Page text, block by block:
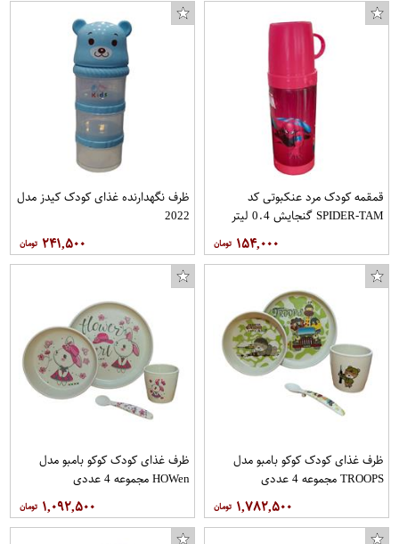
قمقمه کودک مرد عنکبوتی کد
SPIDER-TAM گنجایش 0.4 لیتر
۱۵۴,۰۰۰
ظرف نگهدارنده غذای کودک کیدز مدل
2022
۲۴۱,۵۰۰
ظرف غذای کودک کوکو بامبو مدل
TROOPS مجموعه 4 عددی
۱,۷۸۲,۵۰۰
ظرف غذای کودک کوکو بامبو مدل
HOWen مجموعه 4 عددی
۱,۰۹۲,۵۰۰